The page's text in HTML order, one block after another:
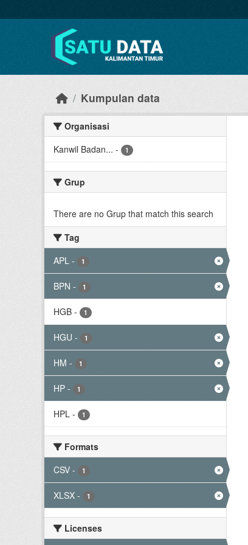
Kumpulan data
Organisasi
Kanwil Badan... - 1
Grup
There are no Grup that match this search
Tag
APL - 1
BPN - 1
HGB - 1
HGU - 1
HM - 1
HP - 1
HPL - 1
Formats
CSV - 1
XLSX - 1
Licenses